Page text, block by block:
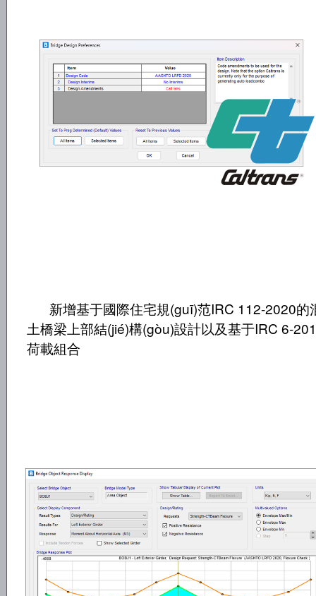
新增基于國際住宅規(guī)范IRC 112-2020的
土橋梁上部結(jié)構(gòu)設計以及基于IRC 6-
荷載組合